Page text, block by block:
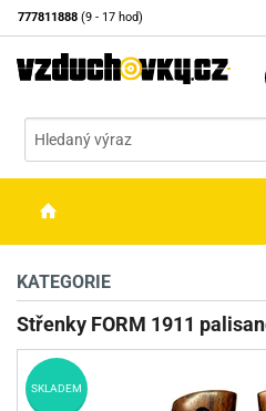
777811888 (9 - 17 hod)
OPTIKA
STŘELIVO
PŘÍSLUŠENSTVÍ
KATEGORIE
Střenky FORM 1911
SKLADEM